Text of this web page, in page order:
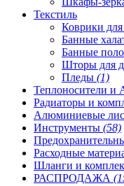
Текстиль
Коврики
Банные
Банные
Шторы для
Пледы (1)
Теплоносители и
Радиаторы и
Алюминиевые
Инструменты (58)
Расходные
Шланги и
РАСПРОДАЖА